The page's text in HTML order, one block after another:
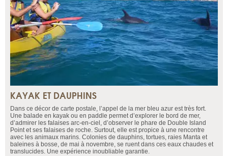
KAYAK ET DAUPHINS
Dans ce décor de carte postale, l’appel de la mer bleu azur est très fort.
Une balade en kayak ou en paddle permet d’explorer le bord de mer,
d’admirer les falaises arc-en-ciel, d’observer le phare de Double Island
Point et ses falaises de roche. Surtout, elle est propice à une rencontre
avec les animaux marins. Colonies de dauphins, tortues, raies Manta et
baleines à bosse, de mai à novembre, se ruent dans ces eaux chaudes et
translucides. Une expérience inoubliable garantie.